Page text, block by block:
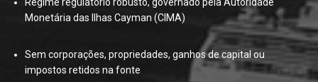
Monetária das Ilhas Cayman (CIMA)
Sem corporações, propriedades, ganhos de capital ou
impostos retidos na fonte